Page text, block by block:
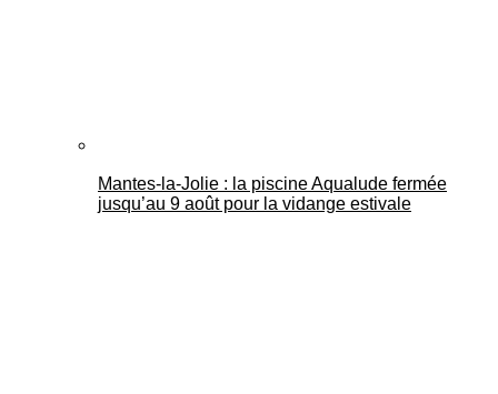
Mantes-la-Jolie : la piscine Aqualude fermée
jusqu’au 9 août pour la vidange estivale